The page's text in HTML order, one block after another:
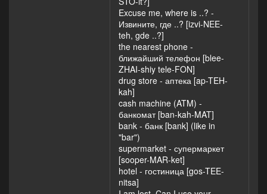
Excuse me, where is ..? -
Извините, где ..? [izvi-NEE-
teh, gde ..?]
the nearest phone -
ближайший телефон [blee-
ZHAI-shiy tele-FON]
drug store - аптека [ap-TEH-
kah]
cash machine (ATM) -
банкомат [ban-kah-MAT]
bank - банк [bank] (like in
"bar")
supermarket - супермаркет
[sooper-MAR-ket]
hotel - гостиница [gos-TEE-
nitsa]